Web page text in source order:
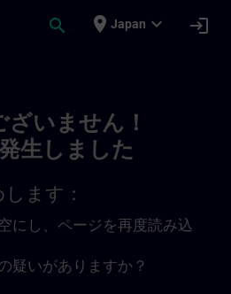
search place Japan expand_more login
ざいません！
生しました
ます：
にし、ページを再度読み込
疑いがありますか？